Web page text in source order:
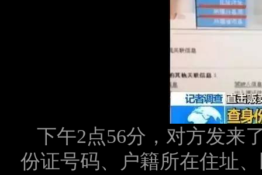
下午2点56分，对方发来
份证号码、户籍所在住址